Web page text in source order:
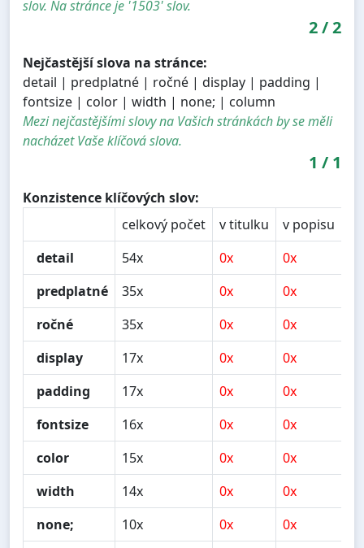
slov. Na stránce je '1503' slov.
2/2
Nejčastější slova na stránce:
detail | predplatné | ročné | display | padding |
fontsize | color | width | none; | column
Mezi nejčastějšími slovy na Vašich stránkách by se měli
nacházet Vaše klíčová slova.
1 / 1
Konzistence klíčových slov:
celkový počet
v titulku v popisu
detail
54x 0x 0x
predplatné
35x 0x 0x
ročné
35x 0x 0x
display
17x 0x 0x
padding
17x 0x 0x
fontsize
16x 0x 0x
color
15x 0x 0x
width
14x 0x 0x
none;
10x 0x 0x